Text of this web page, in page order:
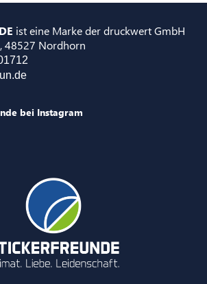
ist eine Marke der druckwert GmbH
48527 Nordhorn
bei Instagram